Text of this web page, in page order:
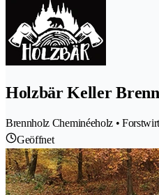
Holzbär Keller
Brennholz Cheminéeholz •
Geöffnet